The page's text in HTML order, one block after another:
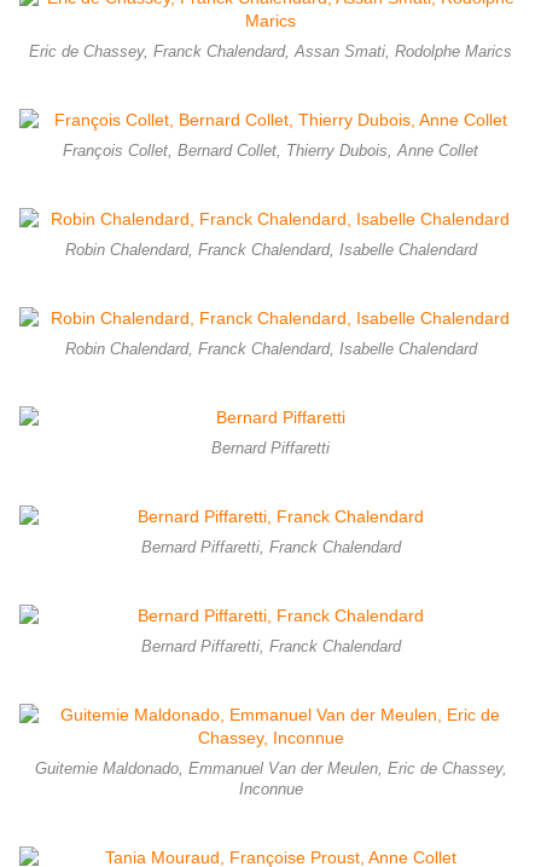
Eric de Chassey, Franck Chalendard, Assan Smati, Rodolphe Marics
François Collet, Bernard Collet, Thierry Dubois, Anne Collet
Robin Chalendard, Franck Chalendard, Isabelle Chalendard
Robin Chalendard, Franck Chalendard, Isabelle Chalendard
Bernard Piffaretti
Bernard Piffaretti, Franck Chalendard
Bernard Piffaretti, Franck Chalendard
Guitemie Maldonado, Emmanuel Van der Meulen, Eric de Chassey,
Inconnue